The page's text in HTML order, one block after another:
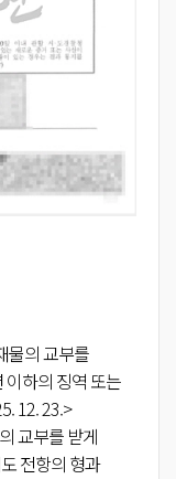
물의 교부를
이하의 징역 또는
12. 23.>
교부를 받게
전항의 형과